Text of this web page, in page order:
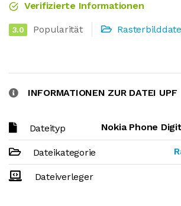
Verifizierte Informationen
3.0 Popularität
INFORMATIONEN ZUR DATEI UPF
Dateityp Nokia Phone
Dateikategorie
Dateiverleger